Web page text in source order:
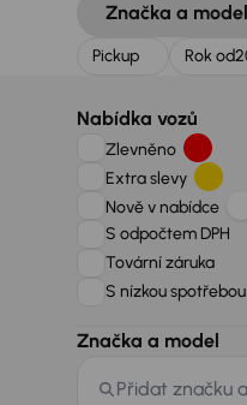
Značka a model
Pickup Rok od
Nabídka vozů
Zlevněno
Extra slevy
Nově v nabídce
S odpočtem DPH
Tovární záruka
S nízkou spotřebou
Značka a model
Přidat značku